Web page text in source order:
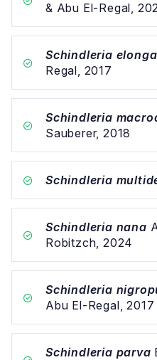
& Abu El-Regal,
Schindleria
Regal, 2017
Schindleria
Sauberer, 2018
Schindleria
Schindleria nana
Robitzch, 2024
Schindleria
Abu El-Regal, 2017
Schindleria parva